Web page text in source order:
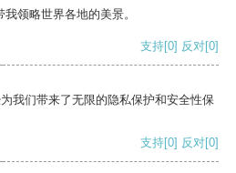
领略世界各地的美景。
支持[0] 反对[0]
我们带来了无限的隐私保护和安全性保
支持[0] 反对[0]